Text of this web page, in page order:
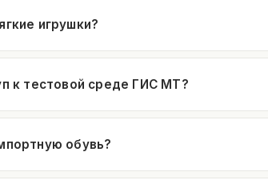
игрушки?
к тестовой среде ГИС МТ?
обувь?